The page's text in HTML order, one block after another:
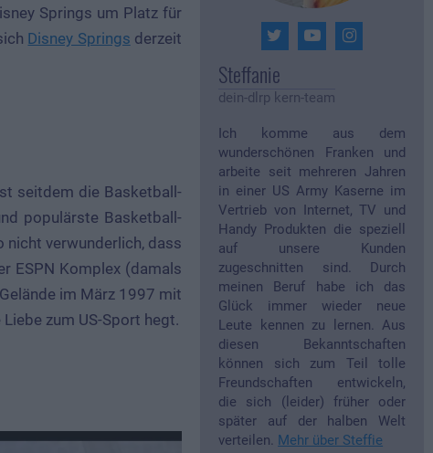
Springs um Platz für
Disney Springs derzeit
seitdem die Basketball-
populärste Basketball-
nicht verwunderlich, dass
ESPN Komplex (damals
im März 1997 mit
zum US-Sport hegt.
Steffanie
dein-dlrp kern-team
Ich komme aus dem
wunderschönen Franken und
arbeite seit mehreren Jahren
in einer US Army Kaserne im
Vertrieb von Internet, TV und
Handy Produkten die speziell
auf unsere Kunden
zugeschnitten sind. Durch
meinen Beruf habe ich das
Glück immer wieder neue
Leute kennen zu lernen. Aus
diesen Bekanntschaften
können sich zum Teil tolle
Freundschaften entwickeln,
die sich (leider) früher oder
später auf der halben Welt
verteilen. Mehr über Steffie